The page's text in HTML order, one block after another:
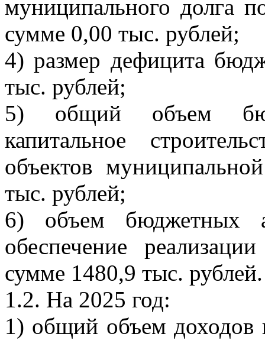
муниципального долга
сумме 0,00 тыс. рублей;
4) размер дефицита
тыс. рублей;
5) общий объем
капитальное
объектов
тыс. рублей;
6) объем бюджетных
обеспечение
сумме 1480,9 тыс. рублей.
1.2. На 2025 год:
1) общий объем доходов